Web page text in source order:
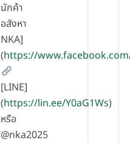
นักค้า
อสังหา
NKA]
(https://
[LINE]
(https://lin.ee/Y0aG1Ws)
หรือ
@nka2025